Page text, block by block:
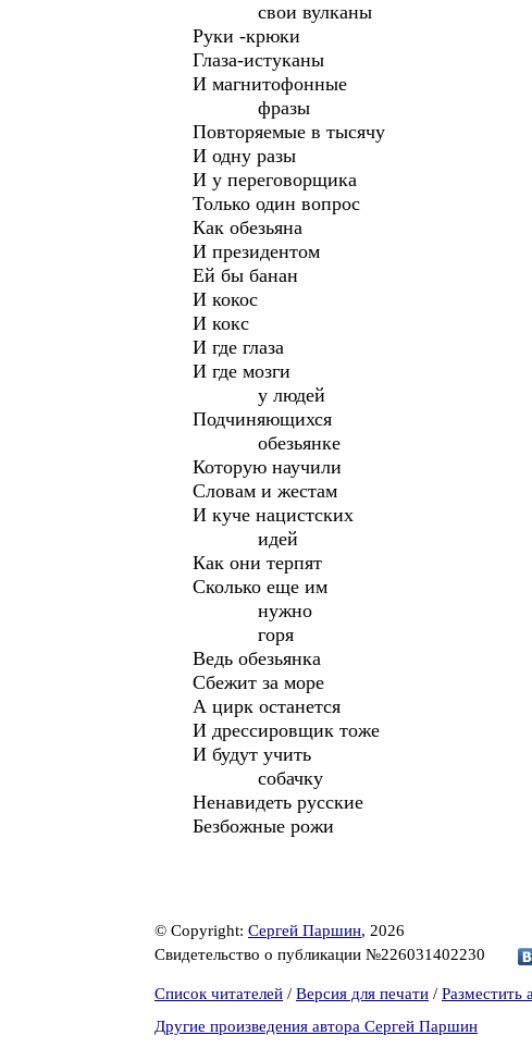
свои вулканы
Руки -крюки
Глаза-истуканы
И магнитофонные
фразы
Повторяемые в тысячу
И одну разы
И у переговорщика
Только один вопрос
Как обезьяна
И президентом
Ей бы банан
И кокос
И кокс
И где глаза
И где мозги
у людей
Подчиняющихся
обезьянке
Которую научили
Словам и жестам
И куче нацистских
идей
Как они терпят
Сколько еще им
нужно
горя
Ведь обезьянка
Сбежит за море
А цирк останется
И дрессировщик тоже
И будут учить
собачку
Ненавидеть русские
Безбожные рожи
© Copyright: Сергей Паршин, 2026
Свидетельство о публикации №226031402230
Список читателей / Версия для печати / Разместить
Другие произведения автора Сергей Паршин